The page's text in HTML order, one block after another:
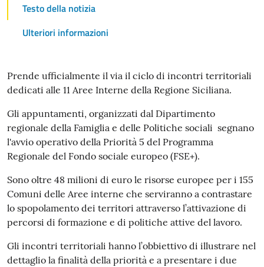
Testo della notizia
Ulteriori informazioni
Testo
della
notizia
Prende ufficialmente il via il ciclo di incontri territoriali
dedicati alle 11 Aree Interne della Regione Siciliana.
Gli appuntamenti, organizzati dal Dipartimento
regionale della Famiglia e delle Politiche sociali segnano
l'avvio operativo della Priorità 5 del Programma
Regionale del Fondo sociale europeo (FSE+).
Sono oltre 48 milioni di euro le risorse europee per i 155
Comuni delle Aree interne che serviranno a contrastare
lo spopolamento dei territori attraverso l’attivazione di
percorsi di formazione e di politiche attive del lavoro.
Gli incontri territoriali hanno l’obbiettivo di illustrare nel
dettaglio la finalità della priorità e a presentare i due